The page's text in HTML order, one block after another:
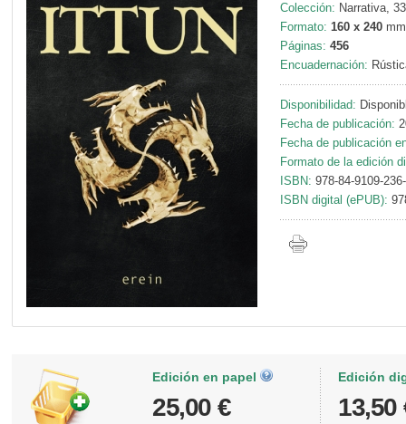
Colección: Narrativa, 33
Formato: 160 x 240 mm
Páginas: 456
Encuadernación:
Disponibilidad:
Fecha de publicación:
Fecha de publicación
Formato de la edición
ISBN: 978-84-9109-
ISBN digital (ePUB):
Edición en papel
25,00 €
Edición
13,50